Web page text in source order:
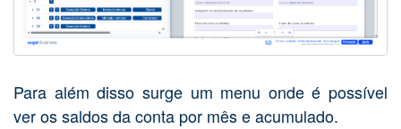
Para além disso surge um menu onde é possível
ver os saldos da conta por mês e acumulado.